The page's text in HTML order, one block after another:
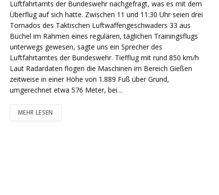
Luftfahrtamts der Bundeswehr nachgefragt, was es mit dem
Überflug auf sich hatte. Zwischen 11 und 11:30 Uhr seien drei
Tornados des Taktischen Luftwaffengeschwaders 33 aus
Büchel im Rahmen eines regulären, täglichen Trainingsflugs
unterwegs gewesen, sagte uns ein Sprecher des
Luftfahrtamtes der Bundeswehr. Tiefflug mit rund 850 km/h
Laut Radardaten flogen die Maschinen im Bereich Gießen
zeitweise in einer Höhe von 1.889 Fuß über Grund,
umgerechnet etwa 576 Meter, bei…
MEHR LESEN